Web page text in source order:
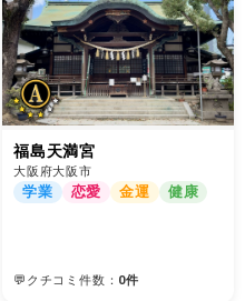
福島天満宮
大阪府大阪市
学業 恋愛 金運 健康
💬クチコミ件数： 0件